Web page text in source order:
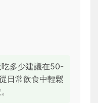
多少建議在50-
日常飲食中輕鬆